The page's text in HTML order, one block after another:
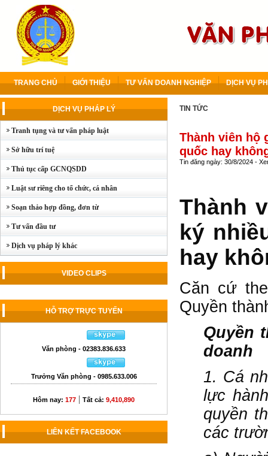
TRANG CHỦ GIỚI THIỆU TƯ VẤN DOANH NGHIỆP DỊCH VỤ
DỊCH VỤ PHÁP LÝ
Tranh tụng và tư vấn pháp luật
Sở hữu trí tuệ
Thủ tục cấp GCNQSDD
Luật sư riêng cho tổ chức, cá nhân
Soạn thảo hợp đồng, đơn từ
Tư vấn đầu tư
Dịch vụ pháp lý khác
VIDEO CLIPS
HỖ TRỢ TRỰC TUYẾN
Văn phòng - 02383.836.633
Trưởng Văn phòng - 0985.633.006
Hôm nay: 177 | Tất cả: 9,410,890
LIÊN KẾT FACEBOOK
TIN TỨC
Thành viên hộ
quốc hay
Tin đăng ngày: 30/8/2024 -
Thành
ký
hay
Căn cứ
Quyền
Quyền
doanh
1. Cá
lực
quyền
các